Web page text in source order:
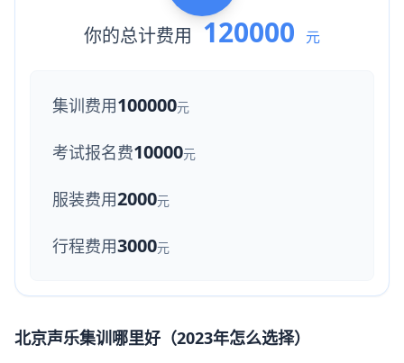
你的总计费用 120000 元
集训费用100000元
考试报名费10000元
服装费用2000元
行程费用3000元
北京声乐集训哪里好（2023年怎么选择）